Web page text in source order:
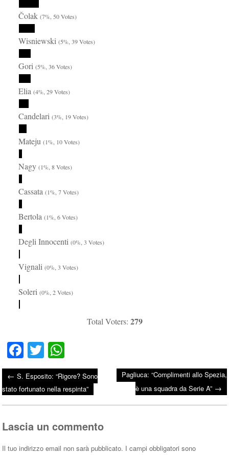
Čolak(7%, 50 Votes)
Wisniewski(5%, 39 Votes)
Gori(5%, 36 Votes)
Elia(4%, 29 Votes)
Candelari(3%, 19 Votes)
Mateju(1%, 10 Votes)
Nagy(1%, 8 Votes)
Cassata(1%, 7 Votes)
Bertola(1%, 6 Votes)
Degli Innocenti(0%, 3 Votes)
Vignali(0%, 3 Votes)
Soleri(0%, 2 Votes)
Total Voters: 279
Fa
ce
bo
ok
T
wi
tte
r
ha
ts
A
Post navigation
← S. Esposito: “Rigore? Sono
stato fortunato nella respinta”
Pagliuca: “Complimenti allo Spezia,
è una squadra da Serie A” →
Lascia un commento
Il tuo indirizzo email non sarà pubblicato. I campi obbligatori sono